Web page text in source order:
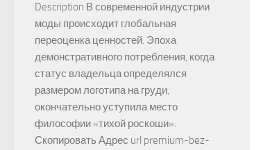
Description В современной индустрии
моды происходит глобальная
переоценка ценностей. Эпоха
демонстративного потребления, когда
статус владельца определялся
размером логотипа на груди,
окончательно уступила место
философии «тихой роскоши».
Скопировать Адрес url premium-bez-